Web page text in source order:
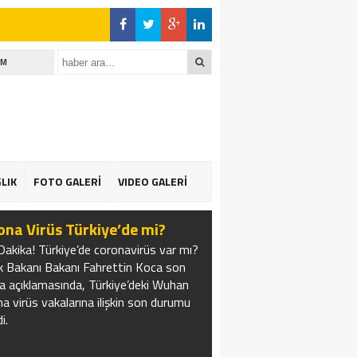
FOTO GALERİ VIDEO GALERİ
Virüs Türkiye’de mi?
Türkiye’de coronavirüs var mı?
Bakanı Bakanı Fahrettin Koca son
açıklamasında, Türkiye’deki Wuhan
virüs vakalarına ilişkin son durumu